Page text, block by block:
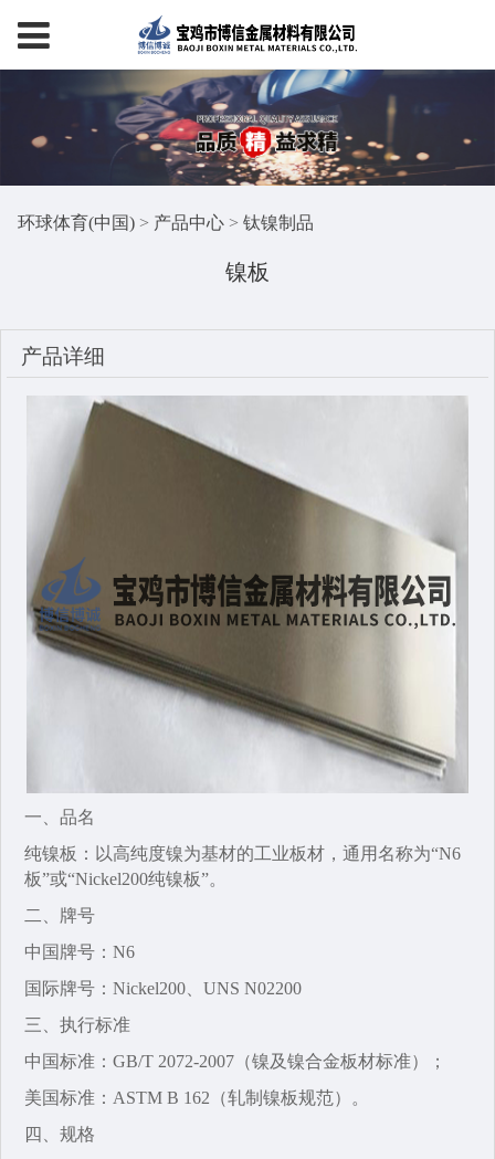
环球体育(中国)> 产品中心> 钛镍制品
镍板
产品详细
一、品名‌
纯镍板‌：以高纯度镍为基材的工业板材，通用名称为“N6
板”或“Nickel200纯镍板”。
二、牌号‌
‌中国牌号‌：N6
国际牌号‌：Nickel200‌、UNS N02200
三、执行标准‌
中国标准‌：GB/T 2072-2007（镍及镍合金板材标准）；
美国标准‌：ASTM B 162（轧制镍板规范）。
四、规格‌